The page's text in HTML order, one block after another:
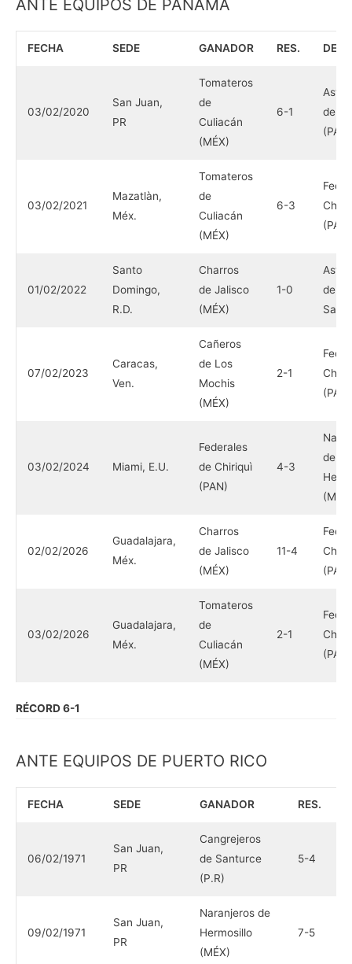
ANTE EQUIPOS DE PANAMÁ
FECHA SEDE GANADOR RES.
03/02/2020
San Juan,
PR
Tomateros
de
Culiacán
(MÉX)
6-1
de
(PAN)
03/02/2021
Mazatlàn,
Méx.
Tomateros
de
Culiacán
(MÉX)
6-3
(PAN)
01/02/2022
Santo
Domingo,
R.D.
Charros
de Jalisco
(MÉX)
1-0
de
07/02/2023
Caracas,
Ven.
Cañeros
de Los
Mochis
(MÉX)
2-1
(PAN)
03/02/2024 Miami, E.U.
Federales
de Chiriquì
(PAN)
4-3
de
02/02/2026
Guadalajara,
Méx.
Charros
de Jalisco
(MÉX)
11-4
(PAN)
03/02/2026
Guadalajara,
Méx.
Tomateros
de
Culiacán
(MÉX)
2-1
(PAN)
RÉCORD 6-1
ANTE EQUIPOS DE PUERTO RICO
FECHA SEDE GANADOR RES.
06/02/1971
San Juan,
PR
Cangrejeros
de Santurce
(P.R)
5-4
09/02/1971
San Juan,
PR
Naranjeros de
Hermosillo
(MÉX)
7-5